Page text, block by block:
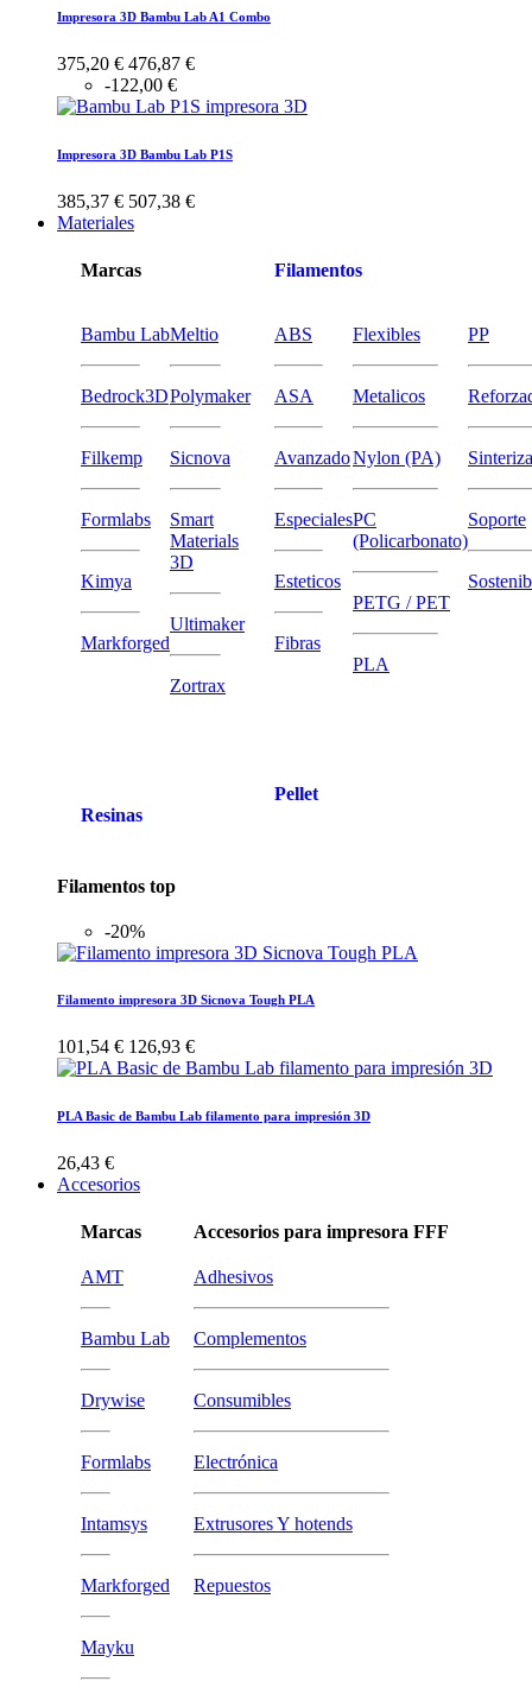
Impresora 3D Bambu Lab A1 Combo
375,20 € 476,87 €
-122,00 €
Impresora 3D Bambu Lab P1S
385,37 € 507,38 €
Materiales
Marcas
Bambu Lab
Bedrock3D
Filkemp
Formlabs
Kimya
Markforged
Meltio
Polymaker
Sicnova
Smart
Materials
3D
Ultimaker
Zortrax
Resinas
Filamentos
ABS
ASA
Avanzado
Especiales
Esteticos
Fibras
Flexibles
Metalicos
Nylon (PA)
PC
(Policarbonato)
PETG / PET
PLA
PP
Soporte
Pellet
Filamentos top
-20%
Filamento impresora 3D Sicnova Tough PLA
101,54 € 126,93 €
PLA Basic de Bambu Lab filamento para impresión 3D
26,43 €
Accesorios
Marcas
AMT
Bambu Lab
Drywise
Formlabs
Intamsys
Markforged
Mayku
Accesorios para impresora FFF
Adhesivos
Complementos
Consumibles
Electrónica
Extrusores Y hotends
Repuestos